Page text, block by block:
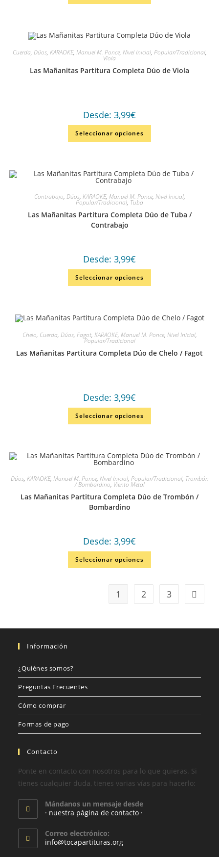
Cuerda, Dúos, KARAOKE, Manuel M. Ponce, Nivel Inicial, Popular/Tradicional,
Viola
Las Mañanitas Partitura Completa Dúo de Viola
Desde: 3,99€
Seleccionar opciones
Contrabajo, Dúos, KARAOKE, Manuel M. Ponce, Nivel Inicial,
Popular/Tradicional, Tuba
Las Mañanitas Partitura Completa Dúo de Tuba /
Contrabajo
Desde: 3,99€
Seleccionar opciones
Chelo, Cuerda, Dúos, Fagot, KARAOKE, Manuel M. Ponce, Nivel Inicial,
Popular/Tradicional
Las Mañanitas Partitura Completa Dúo de Chelo / Fagot
Desde: 3,99€
Seleccionar opciones
Dúos, KARAOKE, Manuel M. Ponce, Nivel Inicial, Popular/Tradicional, Trombón
/ Bombardino, Viento Metal
Las Mañanitas Partitura Completa Dúo de Trombón /
Bombardino
Desde: 3,99€
Seleccionar opciones
1 2 3
Información
¿Quiénes somos?
Preguntas Frecuentes
Cómo comprar
Formas de pago
Contacto
Ponte en contacto con nosotros para lo que quieras. Si
tienes cualquier duda, tienes varias vías para hacerlo:
Mándanos un mensaje desde
· nuestra página de contacto ·
Correo electrónico:
info@tocapartituras.org